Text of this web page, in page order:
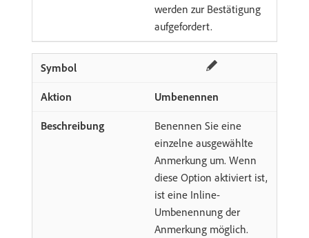
werden zur Bestätigung
aufgefordert.
Umbenennen
Benennen Sie eine
einzelne ausgewählte
Anmerkung um. Wenn
diese Option aktiviert ist,
ist eine Inline-
Umbenennung der
Anmerkung möglich.